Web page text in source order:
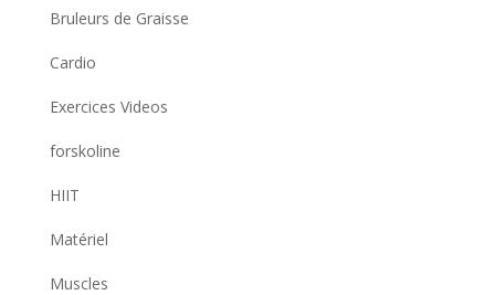
Bruleurs de Graisse
Cardio
Exercices Videos
forskoline
HIIT
Matériel
Muscles